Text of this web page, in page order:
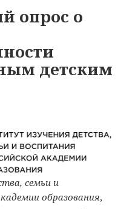
опрос о
детским
семьи и
образования,